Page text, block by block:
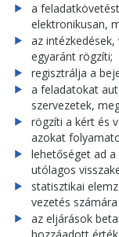
a
elektronikusan,
az
egyaránt rögzíti;
regisztrálja a
a feladatokat
szervezetek,
rögzíti a kért és
azokat
lehetőséget ad
utólagos
statisztikai
vezetés
az eljárások